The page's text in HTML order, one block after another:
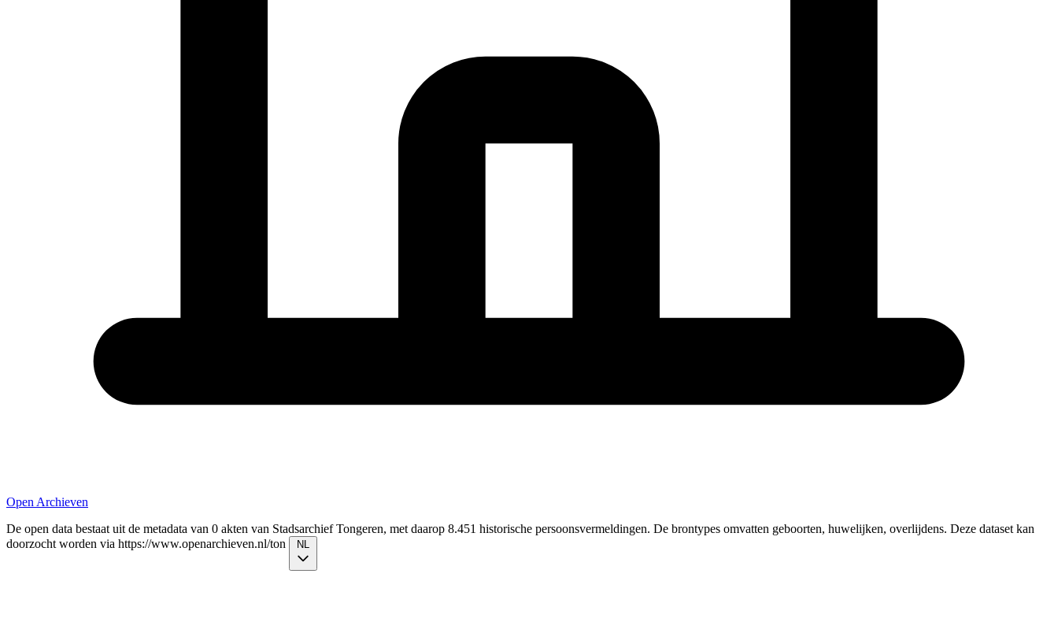
Open Archieven
De open data bestaat uit de metadata van 0 akten van Stadsarchief Tongeren, met daarop 8.451 historische persoonsvermeldingen. De brontypes omvatten geboorten, huwelijken, overlijdens. Deze dataset kan
doorzocht worden via https://www.openarchieven.nl/ton